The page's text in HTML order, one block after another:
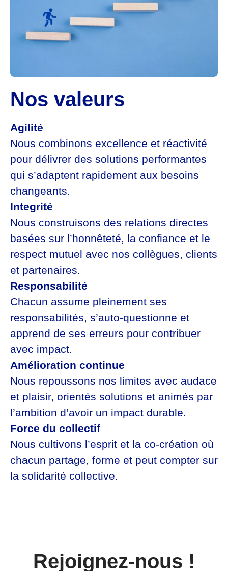
Nos valeurs
Agilité
Nous combinons excellence et réactivité
pour délivrer des solutions performantes
qui s’adaptent rapidement aux besoins
changeants.
Integrité
Nous construisons des relations directes
basées sur l’honnêteté, la confiance et le
respect mutuel avec nos collègues, clients
et partenaires.
Responsabilité
Chacun assume pleinement ses
responsabilités, s’auto-questionne et
apprend de ses erreurs pour contribuer
avec impact.
Amélioration continue
Nous repoussons nos limites avec audace
et plaisir, orientés solutions et animés par
l’ambition d’avoir un impact durable.
Force du collectif
Nous cultivons l’esprit et la co-création où
chacun partage, forme et peut compter sur
la solidarité collective.
Rejoignez-nous !